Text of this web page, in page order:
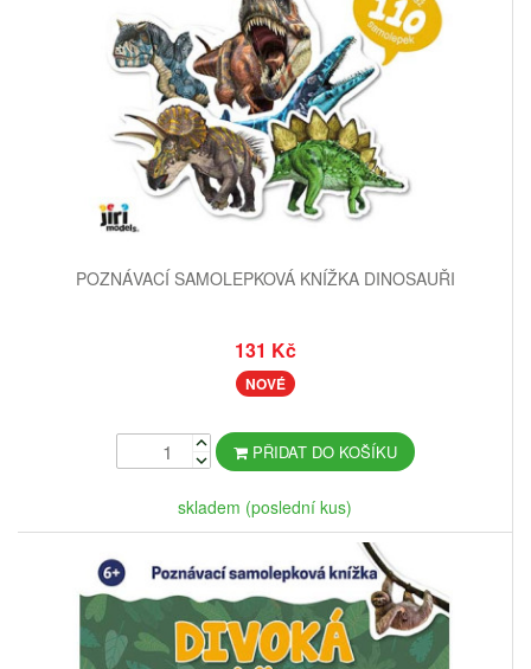
POZNÁVACÍ SAMOLEPKOVÁ KNÍŽKA DINOSAUŘI
131 Kč
NOVÉ
PŘIDAT DO KOŠÍKU
skladem (poslední kus)